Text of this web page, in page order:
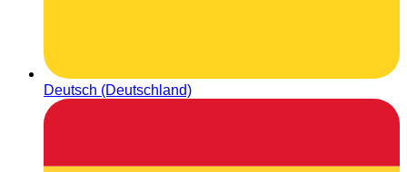
Deutsch (Deutschland)